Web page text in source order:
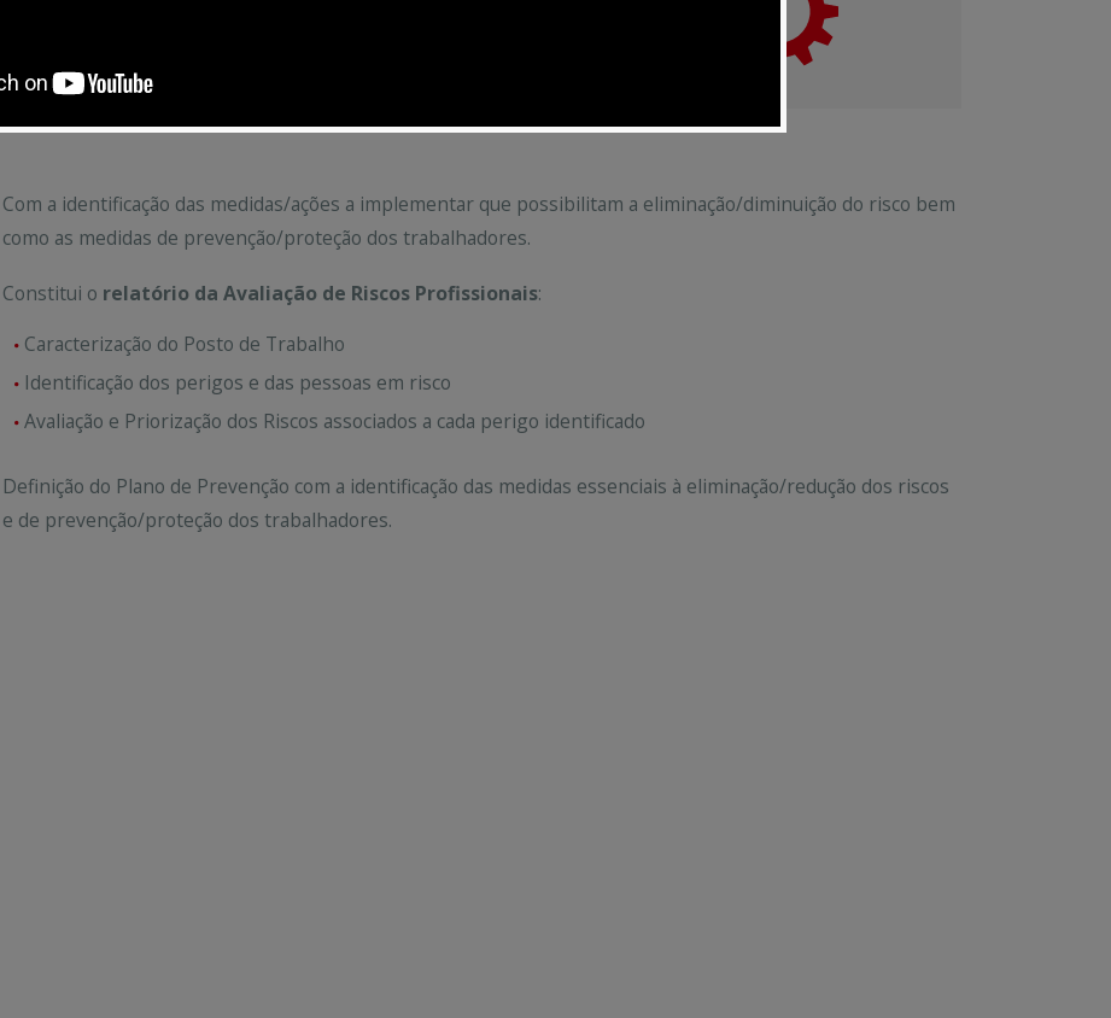
exposto e consequente elaboração
Com a identificação das medidas/ações a implementar que possibilitam a eliminação/diminuição do risco bem
como as medidas de prevenção/proteção dos trabalhadores.
Constitui o relatório da Avaliação de Riscos Profissionais:
Caracterização do Posto de Trabalho
Identificação dos perigos e das pessoas em risco
Avaliação e Priorização dos Riscos associados a cada perigo identificado
Definição do Plano de Prevenção com a identificação das medidas essenciais à eliminação/redução dos riscos
e de prevenção/proteção dos trabalhadores.